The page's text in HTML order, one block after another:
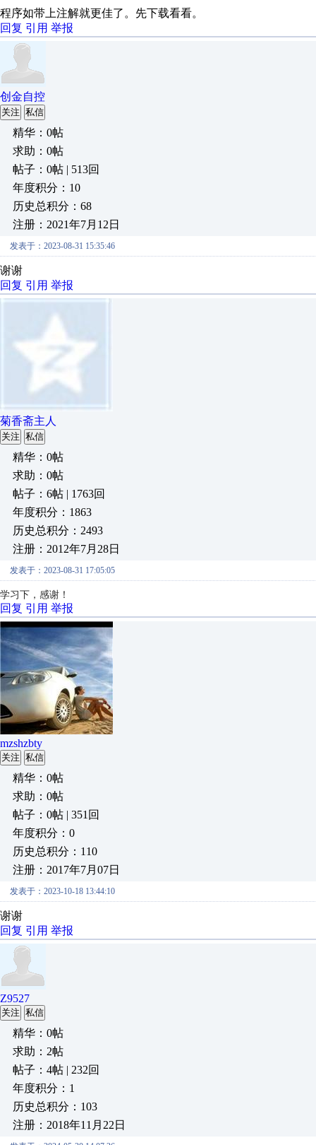
程序如带上注解就更佳了。先下载看看。
回复 引用 举报
创金自控
关注 私信
精华：0帖
求助：0帖
帖子：0帖 | 513回
年度积分：10
历史总积分：68
注册：2021年7月12日
发表于：2023-08-31 15:35:46
谢谢
回复 引用 举报
菊香斋主人
关注 私信
精华：0帖
求助：0帖
帖子：6帖 | 1763回
年度积分：1863
历史总积分：2493
注册：2012年7月28日
发表于：2023-08-31 17:05:05
学习下，感谢！
回复 引用 举报
mzshzbty
关注 私信
精华：0帖
求助：0帖
帖子：0帖 | 351回
年度积分：0
历史总积分：110
注册：2017年7月07日
发表于：2023-10-18 13:44:10
谢谢
回复 引用 举报
Z9527
关注 私信
精华：0帖
求助：2帖
帖子：4帖 | 232回
年度积分：1
历史总积分：103
注册：2018年11月22日